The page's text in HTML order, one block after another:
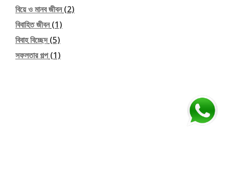
বিয়ে ও মানব জীবন(2)
বিবাহিত জীবন(1)
বিবাহ বিচ্ছেদ(5)
সফলতার গল্প(1)